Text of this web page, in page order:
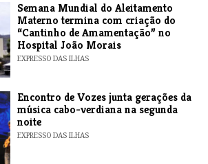
Semana Mundial do Aleitamento
Materno termina com criação do
“Cantinho de Amamentação” no
Hospital João Morais
EXPRESSO DAS ILHAS
Encontro de Vozes junta gerações da
música cabo-verdiana na segunda
noite
EXPRESSO DAS ILHAS